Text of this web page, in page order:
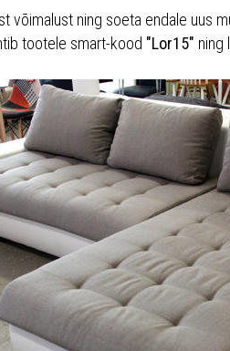
võimalust ning soeta endale uus
tootele smart-kood "Lor15" ning